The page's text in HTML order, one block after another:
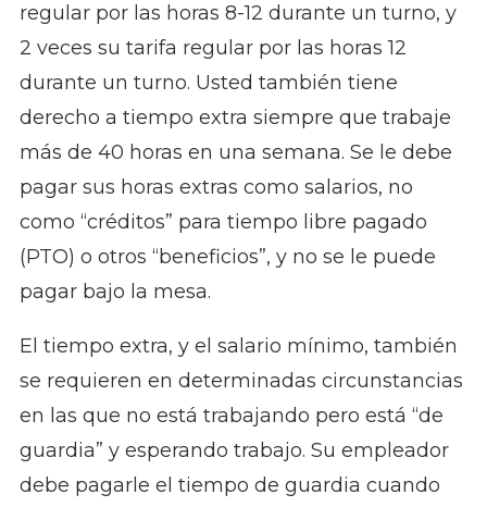
regular por las horas 8-12 durante un turno, y
2 veces su tarifa regular por las horas 12
durante un turno. Usted también tiene
derecho a tiempo extra siempre que trabaje
más de 40 horas en una semana. Se le debe
pagar sus horas extras como salarios, no
como “créditos” para tiempo libre pagado
(PTO) o otros “beneficios”, y no se le puede
pagar bajo la mesa.
El tiempo extra, y el salario mínimo, también
se requieren en determinadas circunstancias
en las que no está trabajando pero está “de
guardia” y esperando trabajo. Su empleador
debe pagarle el tiempo de guardia cuando